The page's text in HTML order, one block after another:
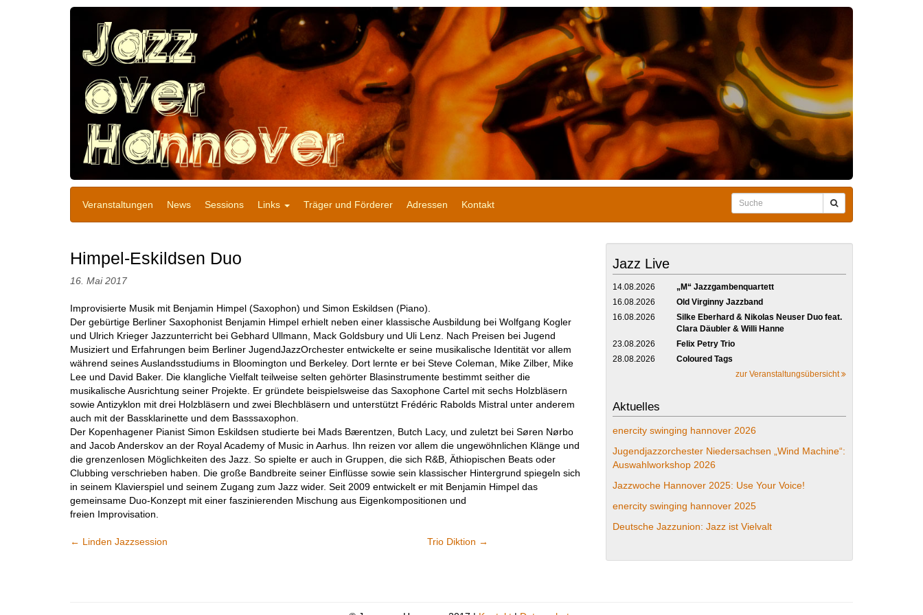
Veranstaltungen News Sessions Links Träger und Förderer Adressen Kontakt
Himpel-Eskildsen Duo
16. Mai 2017
Improvisierte Musik mit Benjamin Himpel (Saxophon) und Simon Eskildsen (Piano).
Der gebürtige Berliner Saxophonist Benjamin Himpel erhielt neben einer klassische Ausbildung bei Wolfgang Kogler
und Ulrich Krieger Jazzunterricht bei Gebhard Ullmann, Mack Goldsbury und Uli Lenz. Nach Preisen bei Jugend
Musiziert und Erfahrungen beim Berliner JugendJazzOrchester entwickelte er seine musikalische Identität vor allem
während seines Auslandsstudiums in Bloomington und Berkeley. Dort lernte er bei Steve Coleman, Mike Zilber, Mike
Lee und David Baker. Die klangliche Vielfalt teilweise selten gehörter Blasinstrumente bestimmt seither die
musikalische Ausrichtung seiner Projekte. Er gründete beispielsweise das Saxophone Cartel mit sechs Holzbläsern
sowie Antizyklon mit drei Holzbläsern und zwei Blechbläsern und unterstützt Frédéric Rabolds Mistral unter anderem
auch mit der Bassklarinette und dem Basssaxophon.
Der Kopenhagener Pianist Simon Eskildsen studierte bei Mads Bærentzen, Butch Lacy, und zuletzt bei Søren Nørbo
and Jacob Anderskov an der Royal Academy of Music in Aarhus. Ihn reizen vor allem die ungewöhnlichen Klänge und
die grenzenlosen Möglichkeiten des Jazz. So spielte er auch in Gruppen, die sich R&B, Äthiopischen Beats oder
Clubbing verschrieben haben. Die große Bandbreite seiner Einflüsse sowie sein klassischer Hintergrund spiegeln sich
in seinem Klavierspiel und seinem Zugang zum Jazz wider. Seit 2009 entwickelt er mit Benjamin Himpel das
gemeinsame Duo-Konzept mit einer faszinierenden Mischung aus Eigenkompositionen und
freien Improvisation.
← Linden Jazzsession Trio Diktion →
Jazz Live
14.08.2026
„M“ Jazzgambenquartett
16.08.2026
Old Virginny Jazzband
16.08.2026
Silke Eberhard & Nikolas Neuser Duo feat.
Clara Däubler & Willi Hanne
23.08.2026
Felix Petry Trio
28.08.2026
Coloured Tags
zur Veranstaltungsübersicht
Aktuelles
enercity swinging hannover 2026
Jugendjazzorchester Niedersachsen „Wind Machine“:
Auswahlworkshop 2026
Jazzwoche Hannover 2025: Use Your Voice!
enercity swinging hannover 2025
Deutsche Jazzunion: Jazz ist Vielvalt